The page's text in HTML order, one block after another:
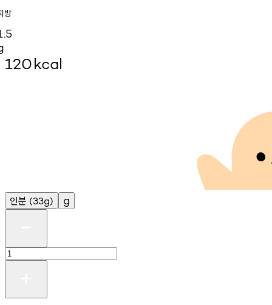
방
120kcal
인분 (33g) g